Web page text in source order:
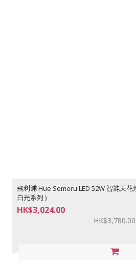
飛利浦 Hue Semeru LED 52W 智能天花燈 45076 ( white ambiance
白光系列 )
HK$3,024.00
HK$3,780.00